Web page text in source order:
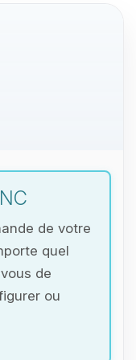
de votre
quel
de
ou